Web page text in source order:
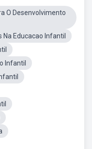
O Desenvolvimento
Educacao Infantil
Infantil